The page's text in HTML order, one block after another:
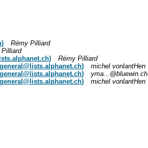
)
Rémy Pilliard
)
Rémy Pilliard
)
michel vonlantHen
)
yma...@bluewin.ch
)
michel vonlantHen